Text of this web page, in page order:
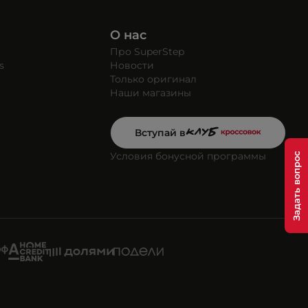
О нас
Про SuperStep
Новости
Только оригинал
Наши магазины
Вступай в
Условия бонусной программы